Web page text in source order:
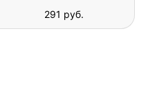
291 руб.